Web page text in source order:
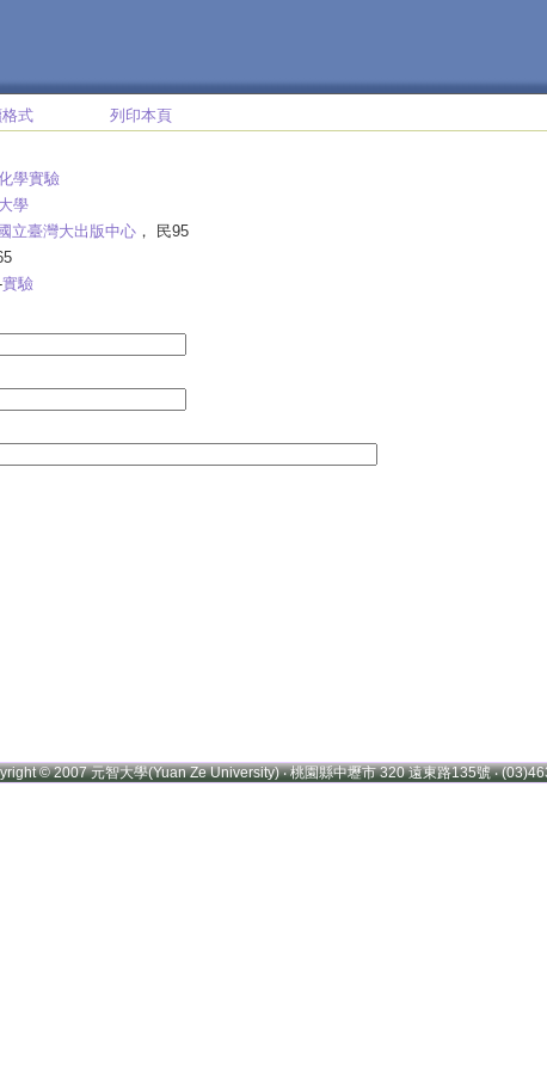
式 列印本頁
學實驗
學
國立臺灣大出版中心 ， 民95
實驗
© 2007 元智大學(Yuan Ze University) ‧ 桃園縣中壢市 320 遠東路135號 ‧